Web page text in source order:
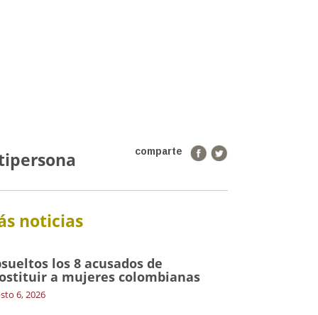
comparte
noticias
los 8 acusados de
a mujeres colombianas
6, 2026